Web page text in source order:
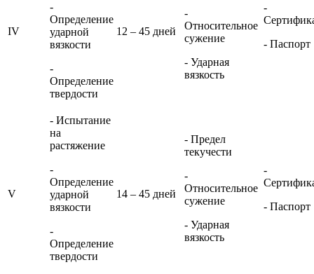
IV
-
Определение
ударной
вязкости
-
Определение
твердости
12 – 45 дней
-
Относительное
сужение
- Ударная
вязкость
-
- Паспорт
V
- Испытание
на
растяжение
-
Определение
ударной
вязкости
-
Определение
твердости
14 – 45 дней
- Предел
текучести
-
Относительное
сужение
- Ударная
вязкость
-
- Паспорт